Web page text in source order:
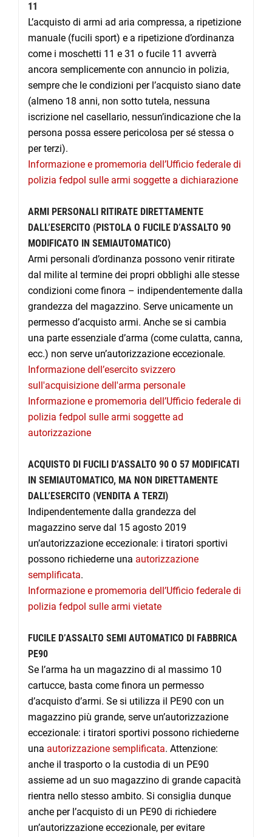
11
L’acquisto di armi ad aria compressa, a ripetizione
manuale (fucili sport) e a ripetizione d’ordinanza
come i moschetti 11 e 31 o fucile 11 avverrà
ancora semplicemente con annuncio in polizia,
sempre che le condizioni per l’acquisto siano date
(almeno 18 anni, non sotto tutela, nessuna
iscrizione nel casellario, nessun’indicazione che la
persona possa essere pericolosa per sé stessa o
per terzi).
Informazione e promemoria dell’Ufficio federale di
polizia fedpol sulle armi soggette a dichiarazione
ARMI PERSONALI RITIRATE DIRETTAMENTE
DALL’ESERCITO (PISTOLA O FUCILE D’ASSALTO 90
MODIFICATO IN SEMIAUTOMATICO)
Armi personali d’ordinanza possono venir ritirate
dal milite al termine dei propri obblighi alle stesse
condizioni come finora – indipendentemente dalla
grandezza del magazzino. Serve unicamente un
permesso d’acquisto armi. Anche se si cambia
una parte essenziale d’arma (come culatta, canna,
ecc.) non serve un’autorizzazione eccezionale.
Informazione dell’esercito svizzero
sull'acquisizione dell'arma personale
Informazione e promemoria dell’Ufficio federale di
polizia fedpol sulle armi soggette ad
autorizzazione
ACQUISTO DI FUCILI D’ASSALTO 90 O 57 MODIFICATI
IN SEMIAUTOMATICO, MA NON DIRETTAMENTE
DALL’ESERCITO (VENDITA A TERZI)
Indipendentemente dalla grandezza del
magazzino serve dal 15 agosto 2019
un’autorizzazione eccezionale: i tiratori sportivi
possono richiederne una autorizzazione
semplificata.
Informazione e promemoria dell’Ufficio federale di
polizia fedpol sulle armi vietate
FUCILE D’ASSALTO SEMI AUTOMATICO DI FABBRICA
PE90
Se l’arma ha un magazzino di al massimo 10
cartucce, basta come finora un permesso
d’acquisto d’armi. Se si utilizza il PE90 con un
magazzino più grande, serve un’autorizzazione
eccezionale: i tiratori sportivi possono richiederne
una autorizzazione semplificata. Attenzione:
anche il trasporto o la custodia di un PE90
assieme ad un suo magazzino di grande capacità
rientra nello stesso ambito. Si consiglia dunque
anche per l’acquisto di un PE90 di richiedere
un’autorizzazione eccezionale, per evitare